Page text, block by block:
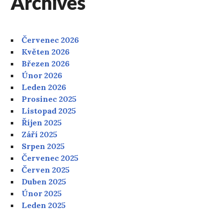
Archives
Červenec 2026
Květen 2026
Březen 2026
Únor 2026
Leden 2026
Prosinec 2025
Listopad 2025
Říjen 2025
Září 2025
Srpen 2025
Červenec 2025
Červen 2025
Duben 2025
Únor 2025
Leden 2025